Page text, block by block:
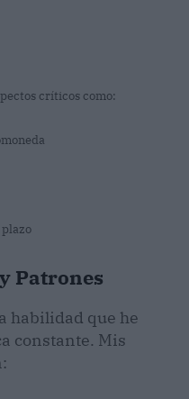
críticos como:
Patrones
habilidad que he
constante. Mis